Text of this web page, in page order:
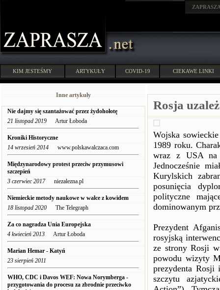
KIM JESTEŚMY ARTYKUŁY COVID-19 CIEKAWE LINKI
Inne artykuły
Nie dajmy się szantażować przez żydohołotę
21 listopad 2019 Artur Łoboda
Kroniki Historyczne
14 wrzesień 2014 www.polskawalczaca.com
Międzynarodowy protest przeciw przymusowi
szczepień
3 czerwiec 2017niezalezna.pl
Niemieckie metody naukowe w walce z kowidem
18 listopad 2020 The Telegraph
Za co nagradza Unia Europejska
4 kwiecień 2013 Artur Łoboda
Marian Hemar - Katyń
23 sierpień 2011
WHO, CDC i Davos WEF: Nowa Norymberga -
przygotowania do procesu za zbrodnie przeciwko
Rosja
Wojska
1989 roku.
wraz z USA na
Jednocześnie
Kurylskich
posunięcia
polityczne
dominowanym
Prezydent
rosyjską
ze strony Rosji
powodu wizyty
prezydenta Rosji
szczytu